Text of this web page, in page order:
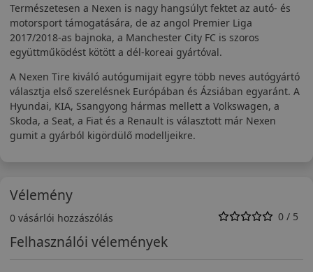
Természetesen a Nexen is nagy hangsúlyt fektet az autó- és
motorsport támogatására, de az angol Premier Liga
2017/2018-as bajnoka, a Manchester City FC is szoros
együttműködést kötött a dél-koreai gyártóval.
A Nexen Tire kiváló autógumijait egyre több neves autógyártó
választja első szerelésnek Európában és Ázsiában egyaránt. A
Hyundai, KIA, Ssangyong hármas mellett a Volkswagen, a
Skoda, a Seat, a Fiat és a Renault is választott már Nexen
gumit a gyárból kigördülő modelljeikre.
Vélemény
0 vásárlói hozzászólás 0 / 5
Felhasználói vélemények